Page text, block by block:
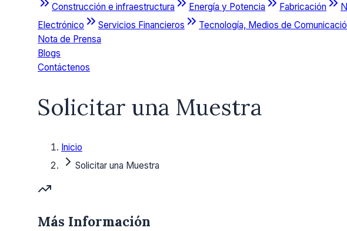
Construcción e infraestructura
Energía y Potencia Fabricación
Electrónico
Servicios Financieros Tecnología, Medios de
Nota de Prensa
Blogs
Contáctenos
Solicitar una Muestra
Inicio
Solicitar una Muestra
Más Información